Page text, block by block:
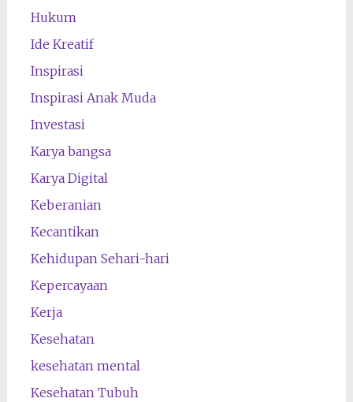
Hukum
Ide Kreatif
Inspirasi
Inspirasi Anak Muda
Investasi
Karya bangsa
Karya Digital
Keberanian
Kecantikan
Kehidupan Sehari-hari
Kepercayaan
Kerja
Kesehatan
kesehatan mental
Kesehatan Tubuh